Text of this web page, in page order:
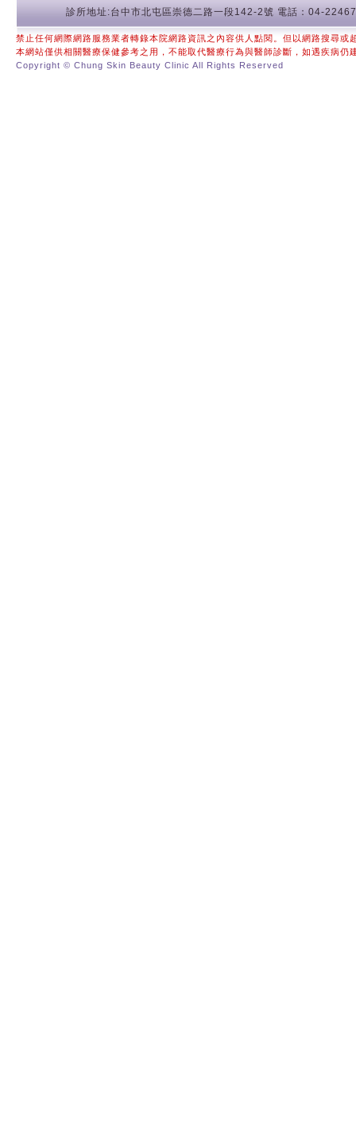
診所地址:台中市北屯區崇德二路一段142-2號 電話：04-
禁止任何網際網路服務業者轉錄本院網路資訊之內容供人點閱。但以網路搜尋
本網站僅供相關醫療保健參考之用，不能取代醫療行為與醫師診斷，如遇疾病仍
Copyright © Chung Skin Beauty Clinic All Rights Reserved